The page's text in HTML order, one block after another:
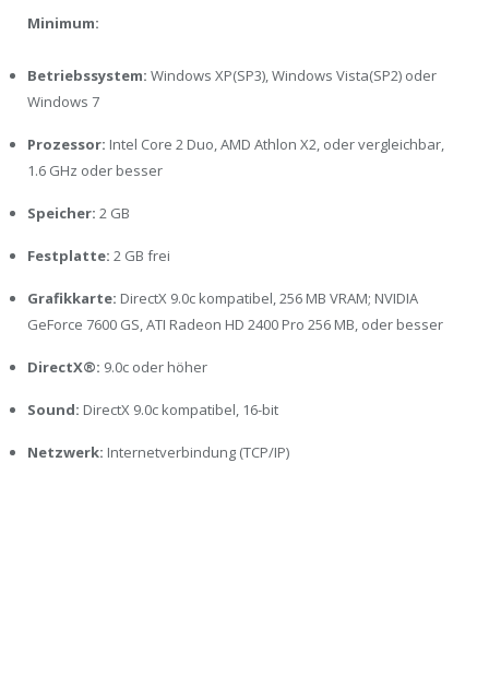
Minimum:
Betriebssystem: Windows XP(SP3), Windows Vista(SP2) oder
Windows 7
Prozessor: Intel Core 2 Duo, AMD Athlon X2, oder vergleichbar,
1.6 GHz oder besser
Speicher: 2 GB
Festplatte: 2 GB frei
Grafikkarte: DirectX 9.0c kompatibel, 256 MB VRAM; NVIDIA
GeForce 7600 GS, ATI Radeon HD 2400 Pro 256 MB, oder besser
DirectX®: 9.0c oder höher
Sound: DirectX 9.0c kompatibel, 16-bit
Netzwerk: Internetverbindung (TCP/IP)